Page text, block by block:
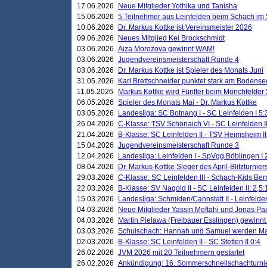
17.06.2026
Neue Mitglieder Yothika und Tanisha
15.06.2026 5 Teilnehmer aus Leinfelden beim Schach
10.06.2026
Dr. Markus Kottke ist Vereinsmeister 2026
09.06.2026
Neues Mitglied Kei Brockschmidt
03.06.2026 Aiza Morozova gewinnt WAM!
03.06.2026 Jugendvereinsmeisterschaft Runde 4
03.06.2026
Dr. Markus Kottke ist Spieler des Monats Juni
31.05.2026
Karl Brettschneider punktet stark am
11.05.2026
Markus Kottke wird Fünfter beim
06.05.2026 Spieler des Monats Mai - Dr. Markus Kottke
03.05.2026
Landesliga: SC Botnang I - SC Leinfelden I
26.04.2026 C-Klasse: TSV Schönaich VI - SC Leinfelden
21.04.2026
B-Klasse: SC Leinfelden II - TSV Heimsheim
15.04.2026 Jugendvereinsmeisterschaft Runde 3
12.04.2026
Landesliga: Leinfelden I - SpVgg Böblingen I
08.04.2026
Dr. Markus Kottke Sieger des April-
29.03.2026 C-Klasse: SC Leinfelden III - Schach-Kids
22.03.2026
B-Klasse: SV Nagold II - SC Leinfelden II:
15.03.2026
Landesliga: Schmiden/Cannstatt II -
04.03.2026
Neue Mitglieder Yassin Meftahi und Jonas
04.03.2026
Martin Pielawa (Freibauer Esslingen)
03.03.2026 Schulschach: Hannah und Samuel werden
02.03.2026
B-Klasse: SC Leinfelden II - SC Stetten II 0:4
26.02.2026 JVM 2026 mit 20 Teilnehmern gestartet
26.02.2026 Ankündigung: 16.